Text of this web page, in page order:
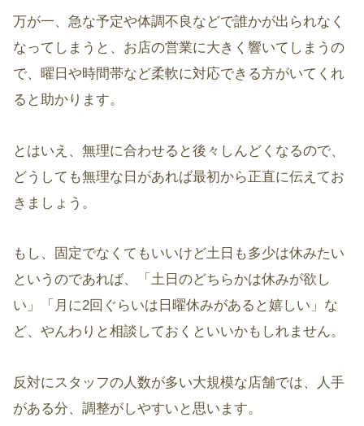
万が一、急な予定や体調不良などで誰かが出られなく
なってしまうと、お店の営業に大きく響いてしまうの
で、曜日や時間帯など柔軟に対応できる方がいてくれ
ると助かります。
とはいえ、無理に合わせると後々しんどくなるので、
どうしても無理な日があれば最初から正直に伝えてお
きましょう。
もし、固定でなくてもいいけど土日も多少は休みたい
というのであれば、「土日のどちらかは休みが欲し
い」「月に2回ぐらいは日曜休みがあると嬉しい」な
ど、やんわりと相談しておくといいかもしれません。
反対にスタッフの人数が多い大規模な店舗では、人手
がある分、調整がしやすいと思います。